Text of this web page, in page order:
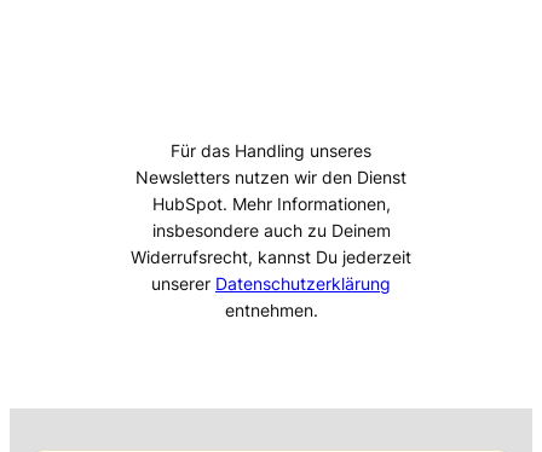
Für das Handling unseres
Newsletters nutzen wir den Dienst
HubSpot. Mehr Informationen,
insbesondere auch zu Deinem
Widerrufsrecht, kannst Du jederzeit
unserer Datenschutzerklärung
entnehmen.